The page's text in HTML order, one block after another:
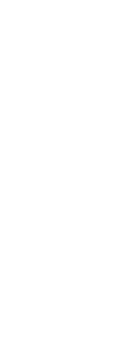
Avenida del Alcalde